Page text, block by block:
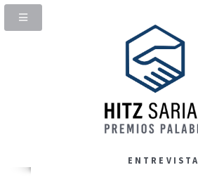
ENTREVISTA